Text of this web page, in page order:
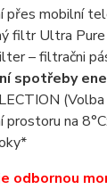
přes mobilní
filtr Ultra
– filtračni
spotřeby
prostoru na
odbornou